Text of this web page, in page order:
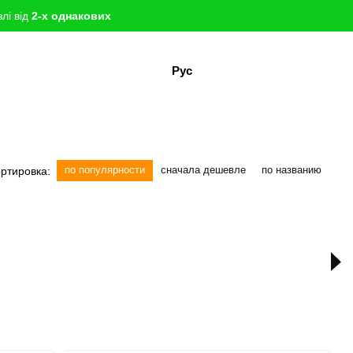
від 2-х однакових
Рус
по популярности сначала дешевле по названию